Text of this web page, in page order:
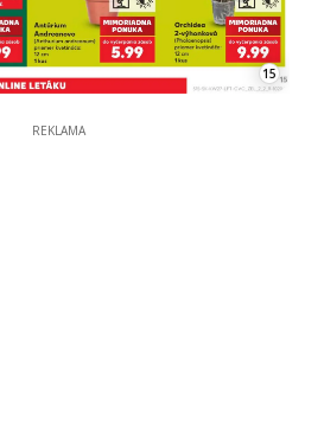
15
REKLAMA